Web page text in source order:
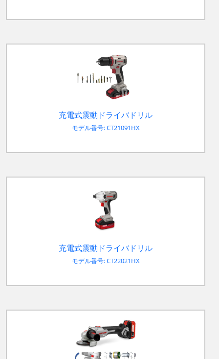
充電式震動ドライバドリル
モデル番号: CT21091HX
充電式震動ドライバドリル
モデル番号: CT22021HX